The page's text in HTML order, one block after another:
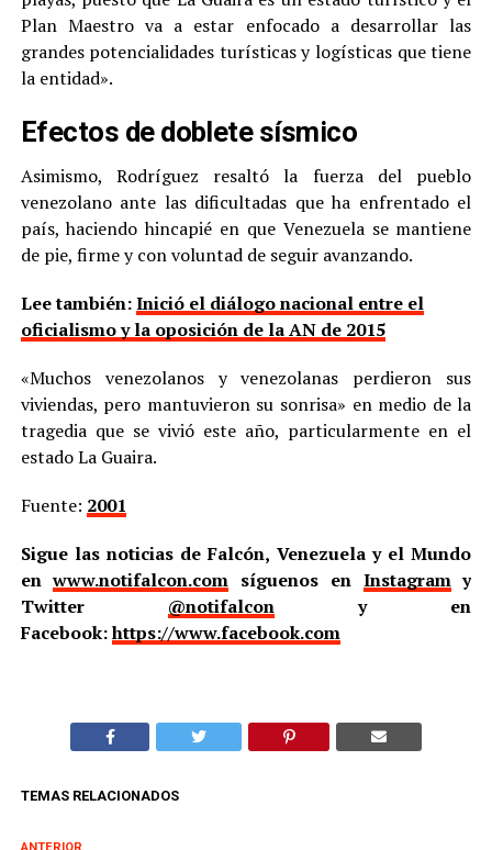
Plan Maestro va a estar enfocado a desarrollar las
grandes potencialidades turísticas y logísticas que tiene
la entidad».
Efectos de doblete sísmico
Asimismo, Rodríguez resaltó la fuerza del pueblo
venezolano ante las dificultadas que ha enfrentado el
país, haciendo hincapié en que Venezuela se mantiene
de pie, firme y con voluntad de seguir avanzando.
Lee también:Inició el diálogo nacional entre el
oficialismo y la oposición de la AN de 2015
«Muchos venezolanos y venezolanas perdieron sus
viviendas, pero mantuvieron su sonrisa» en medio de la
tragedia que se vivió este año, particularmente en el
estado La Guaira.
Fuente: 2001
Sigue las noticias de Falcón, Venezuela y el Mundo
enwww.notifalcon.com síguenos en Instagramy
Twitter @notifalcony en
Facebook:https://www.facebook.com
TEMAS RELACIONADOS